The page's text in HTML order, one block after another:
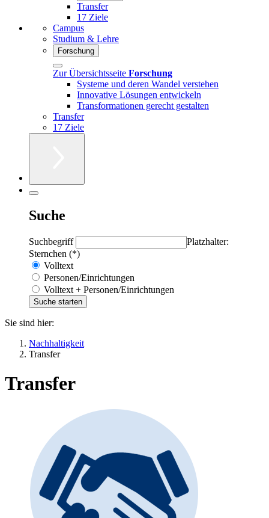
Transfer
17 Ziele
Campus
Studium & Lehre
Forschung
Zur Übersichtsseite Forschung
Systeme und deren Wandel verstehen
Innovative Lösungen entwickeln
Transformationen gerecht gestalten
Transfer
17 Ziele
Suche
Suchbegriff
Platzhalter:
Sternchen (*)
Volltext
Personen/Einrichtungen
Volltext + Personen/Einrichtungen
Sie sind hier:
Nachhaltigkeit
Transfer
Transfer